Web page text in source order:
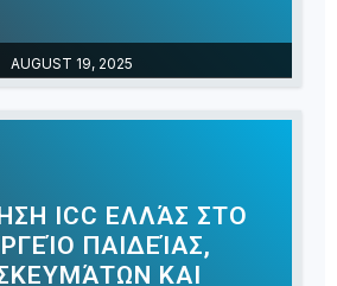
AUGUST 19, 2025
ICC ΕΛΛΆΣ ΣΤΟ
ΠΑΙΔΕΊΑΣ,
ΚΑΙ